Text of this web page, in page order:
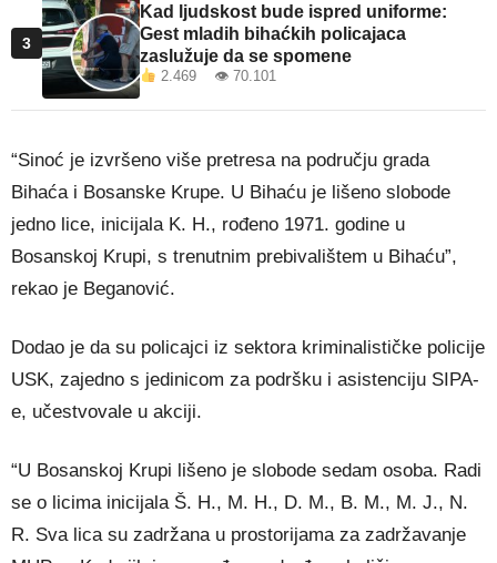
3
Kad ljudskost bude ispred uniforme:
Gest mladih bihaćkih policajaca
zaslužuje da se spomene
2.469 👁 70.101
“Sinoć je izvršeno više pretresa na području grada
Bihaća i Bosanske Krupe. U Bihaću je lišeno slobode
jedno lice, inicijala K. H., rođeno 1971. godine u
Bosanskoj Krupi, s trenutnim prebivalištem u Bihaću”,
rekao je Beganović.
Dodao je da su policajci iz sektora kriminalističke policije
USK, zajedno s jedinicom za podršku i asistenciju SIPA-
e, učestvovale u akciji.
“U Bosanskoj Krupi lišeno je slobode sedam osoba. Radi
se o licima inicijala Š. H., M. H., D. M., B. M., M. J., N.
R. Sva lica su zadržana u prostorijama za zadržavanje